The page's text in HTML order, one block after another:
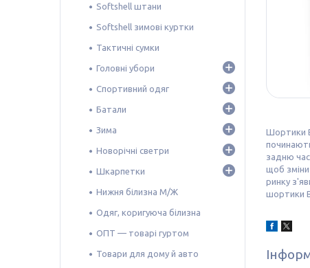
Шортики
задню
щоб
ринку
шортики
Softshell штани
Softshell зимові куртки
Тактичні сумки
Головні убори
Спортивний одяг
Батали
Зима
Новорічні светри
Шкарпетки
Нижня білизна М/Ж
Одяг, коригуюча білизна
ОПТ — товарі гуртом
Товари для дому й авто